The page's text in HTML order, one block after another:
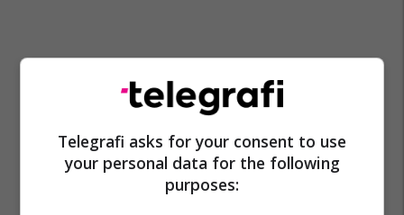
Telegrafi asks for your consent to use
your personal data for the following
purposes: